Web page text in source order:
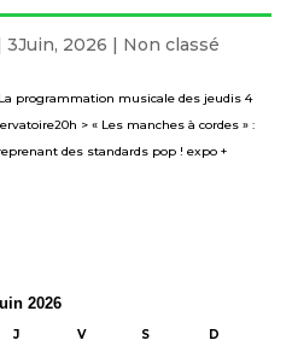
3Juin, 2026 | Non classé
programmation musicale des jeudis 4
> « Les manches à cordes » :
des standards pop ! expo +
2026
J V S D